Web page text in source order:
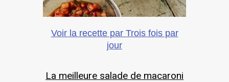
Voir la recette par Trois fois par
jour
La meilleure salade de macaroni